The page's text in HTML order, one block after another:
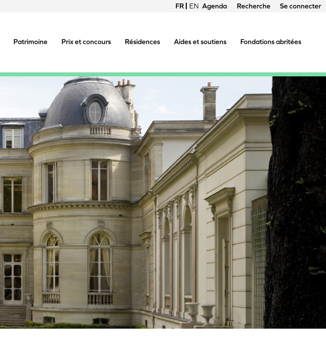
FRANÇAIS
ENGLISH
du
compte
de
l'utilisateur
Agenda Recherche Se connecter
Patrimoine Prix et concours Résidences Aides et soutiens Fondations abritées